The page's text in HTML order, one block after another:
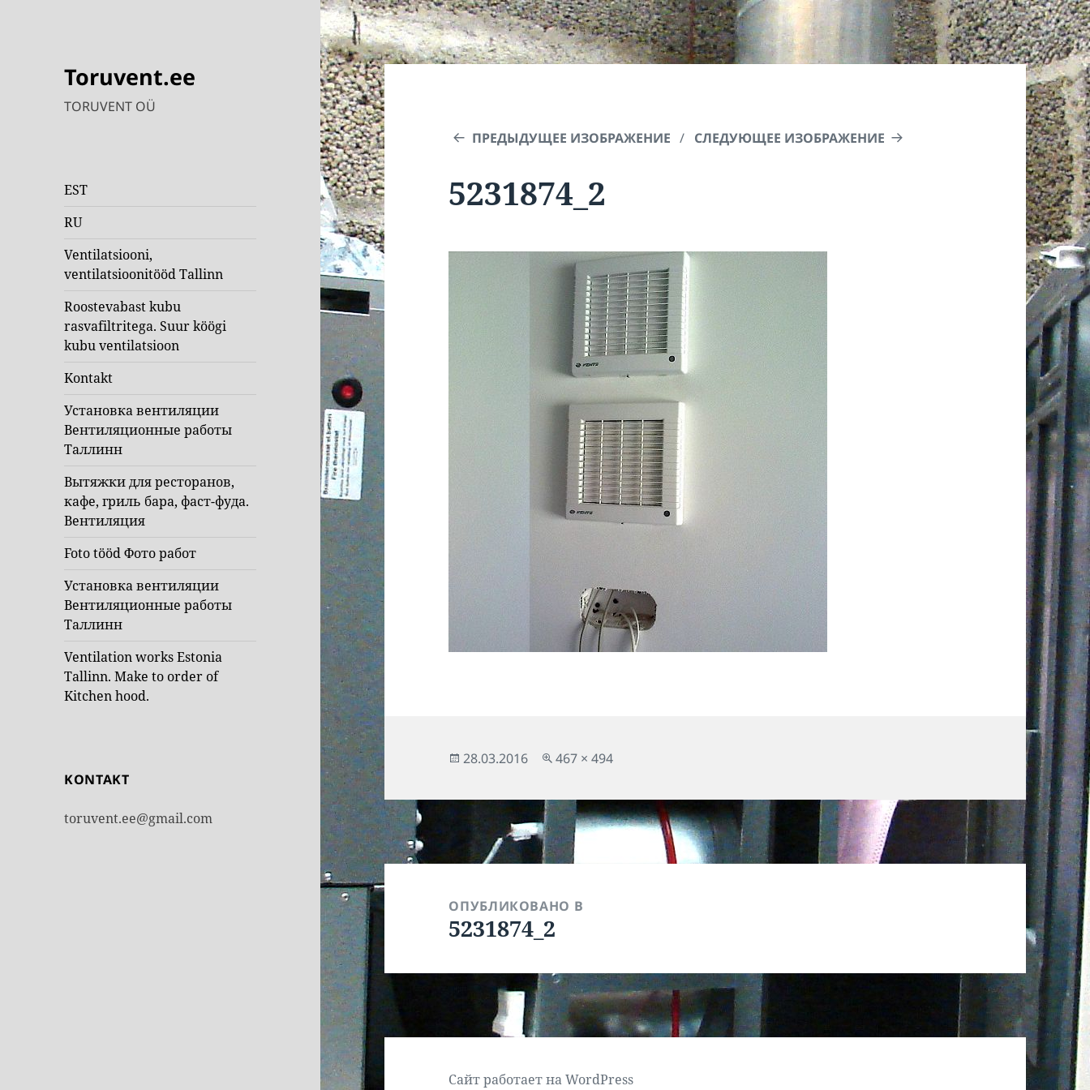
Toruvent.ee
TORUVENT OÜ
EST
RU
Ventilatsiooni,
ventilatsioonitööd Tallinn
Roostevabast kubu
rasvafiltritega. Suur köögi
kubu ventilatsioon
Kontakt
Установка вентиляции
Вентиляционные работы
Таллинн
Вытяжки для ресторанов,
кафе, гриль бара, фаст-фуда.
Вентиляция
Foto tööd Фото работ
Установка вентиляции
Вентиляционные работы
Таллинн
Ventilation works Estonia
Tallinn. Make to order of
Kitchen hood.
KONTAKT
toruvent.ee@gmail.com
ПРЕДЫДУЩЕЕ ИЗОБРАЖЕНИЕ СЛЕДУЮЩЕЕ ИЗОБРАЖЕНИЕ
5231874_2
Опубликовано
28.03.2016
Полный
467 × 494
записям
ОПУБЛИКОВАНО В
5231874_2
Сайт работает на WordPress